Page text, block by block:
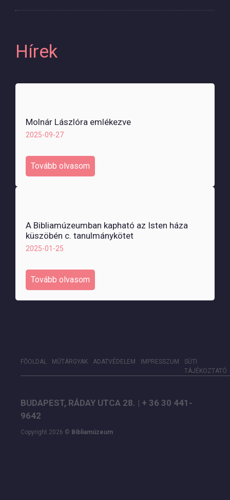
Hírek
Molnár Lászlóra emlékezve
2025-09-27
Tovább olvasom
A Bibliamúzeumban kapható az Isten háza
küszöbén c. tanulmánykötet
2025-01-25
Tovább olvasom
FŐOLDAL MŰTÁRGYAK ADATVÉDELEM IMPRESSZUM
SÜTI
TÁJÉKOZTATÓ
BUDAPEST, RÁDAY UTCA 28. | + 36 30 441-
9642
Copyright 2026 © Bibliamúzeum